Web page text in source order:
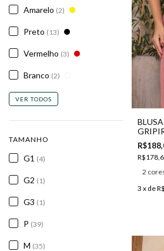
Amarelo (2)
Preto (13)
Vermelho (3)
Branco (2)
VER TODOS
TAMANHO
G1 (4)
G2 (1)
G3 (1)
P (39)
M (35)
2
3 x de